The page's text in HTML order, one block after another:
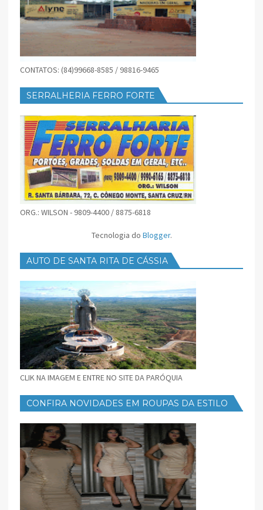
CONTATOS: (84)99668-8585 / 98816-9465
SERRALHERIA FERRO FORTE
ORG.: WILSON - 9809-4400 / 8875-6818
Tecnologia do Blogger.
AUTO DE SANTA RITA DE CÁSSIA
CLIK NA IMAGEM E ENTRE NO SITE DA PARÓQUIA
CONFIRA NOVIDADES EM ROUPAS DA ESTILO